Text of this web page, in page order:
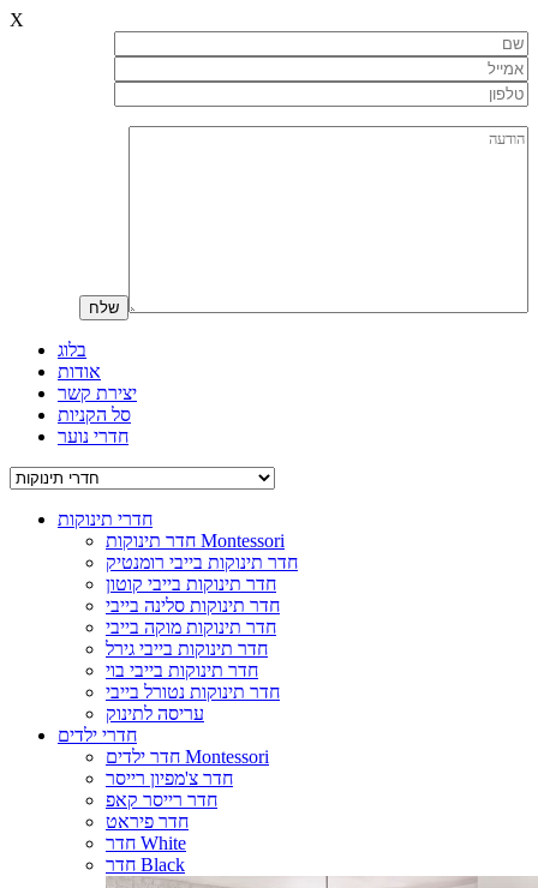
X
בלוג
אודות
יצירת קשר
סל הקניות
חדרי נוער
חדרי תינוקות
חדר תינוקות Montessori
חדר תינוקות בייבי רומנטיק
חדר תינוקות בייבי קוטון
חדר תינוקות סלינה בייבי
חדר תינוקות מוקה בייבי
חדר תינוקות בייבי גירל
חדר תינוקות בייבי בוי
חדר תינוקות נטורל בייבי
עריסה לתינוק
חדרי ילדים
חדר ילדים Montessori
חדר צ'מפיון רייסר
חדר רייסר קאפ
חדר פיראט
חדר White
חדר Black